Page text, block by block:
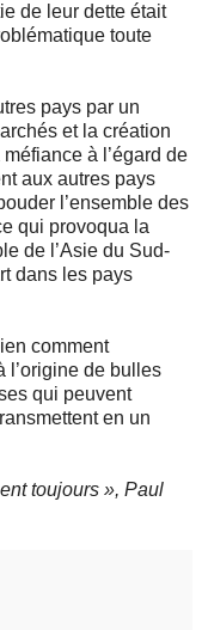
de leur dette était
toute
pays par un
et la création
à l’égard de
aux autres pays
l’ensemble des
qui provoqua la
de l’Asie du Sud-
dans les pays
comment
l’origine de bulles
qui peuvent
en un
toujours », Paul